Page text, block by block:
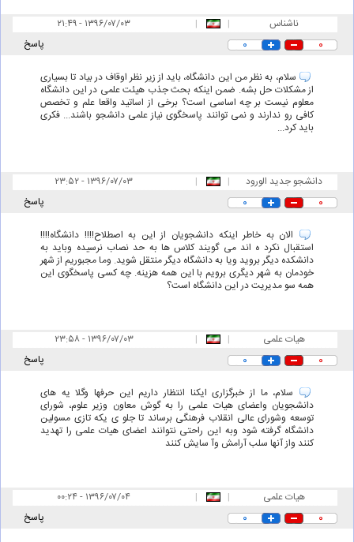
ناشناس |
| ۲۱:۴۹ - ۱۳۹۶/۰۷/۰۳
۰ ۰ پاسخ
سلام، به نظر من این دانشگاه، باید از زیر نظر اوقاف در بیاد تا بسیاری
از مشکلات حل بشه. ضمن اینکه بحث جذب هیئت علمی در این دانشگاه
معلوم نیست بر چه اساسی است؟ برخی از اساتید واقعا علم و تخصص
کافی رو ندارند و نمی توانند پاسخگوی نیاز علمی دانشجو باشند... فکری
باید کرد...
دانشجو جدید الورود |
| ۲۳:۵۲ - ۱۳۹۶/۰۷/۰۳
۰ ۰ پاسخ
الان به خاطر اینکه دانشجویان از این به اصطلاح!!!! دانشگاه!!!!
استقبال نکرد ه اند می گویند کلاس ها به حد نصاب نرسیده وباید به
دانشکده دیگر بروید ویا به دانشگاه دیگر منتقل شوید. وما مجبوریم از شهر
خودمان به شهر دیگری برویم با این همه هزینه. چه کسی پاسخگوی این
همه سو مدیریت در این دانشگاه است؟
هیات علمی |
| ۲۳:۵۸ - ۱۳۹۶/۰۷/۰۳
۰ ۰ پاسخ
سلام، ما از خبرگزاری ایکنا انتظار داریم این حرفها وگلا یه های
دانشجویان واعضای هیات علمی را به گوش معاون وزیر علوم، شورای
توسعه وشورای عالی انقلاب فرهنگی برساند تا جلو ی یکه تازی مسولین
دانشگاه گرفته شود وبه این راحتی نتوانند اعضای هیات علمی را تهدید
کنند واز آنها سلب آرامش وآ سایش کنند
هیات علمی |
| ۰۰:۲۴ - ۱۳۹۶/۰۷/۰۴
۰ ۰ پاسخ